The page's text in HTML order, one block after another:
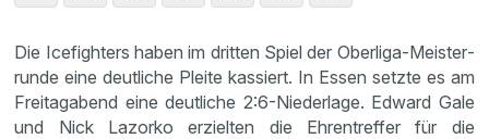
Die Icefigh­ters haben im dritten Spiel der Oberliga-Meister­
runde eine deutliche Pleite kassiert. In Essen setzte es am
Freitag­abend eine deutliche 2:6-Nieder­lage. Edward Gale
und Nick Lazorko erzielten die Ehren­treffer für die